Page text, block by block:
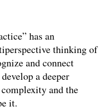
has an
thinking of
and connect
a deeper
and the
it.